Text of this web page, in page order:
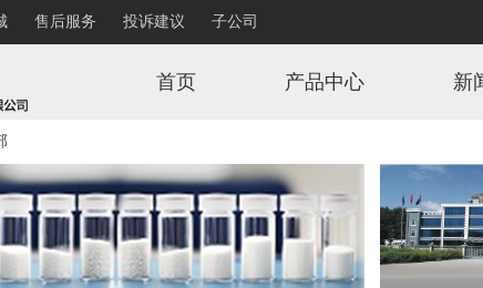
售后服务 投诉建议 子公司
首页 产品中心 新